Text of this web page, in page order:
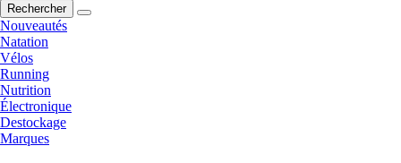
Rechercher
Nouveautés
Natation
Vélos
Running
Nutrition
Électronique
Destockage
Marques